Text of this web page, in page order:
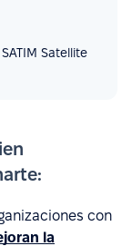
SATIM Satellite
con
la